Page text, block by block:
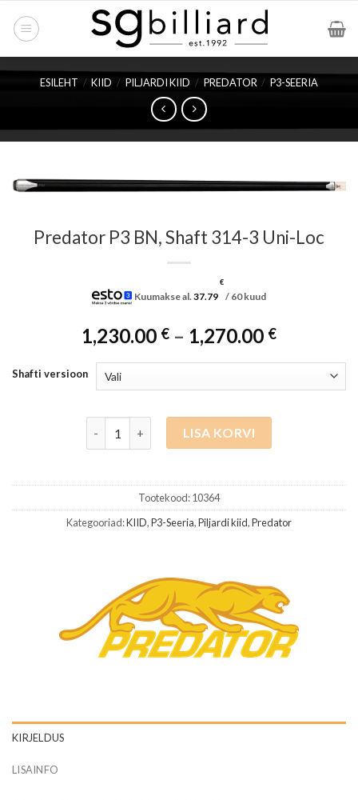
ESILEHT / KIID / PILJARDI KIID / PREDATOR / P3-SEERIA
Predator P3 BN, Shaft 314-3 Uni-Loc
Kuumakse al. 37.79
€
/ 60 kuud
1,230.00 € – 1,270.00 €
1,270.00
Shafti versioon
Predator P3 BN, Shaft 314-3 Uni-Loc kogus
LISA KORVI
Tootekood:10364
Kategooriad:KIID,P3-Seeria,Piljardi kiid,Predator
KIRJELDUS
LISAINFO